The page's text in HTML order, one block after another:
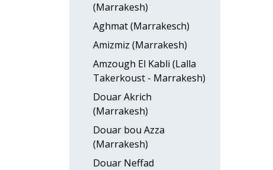
(Marrakesh)
Aghmat (Marrakesch)
Amizmiz (Marrakesh)
Amzough El Kabli (Lalla
Takerkoust - Marrakesh)
Douar Akrich
(Marrakesh)
Douar bou Azza
(Marrakesh)
Douar Neffad